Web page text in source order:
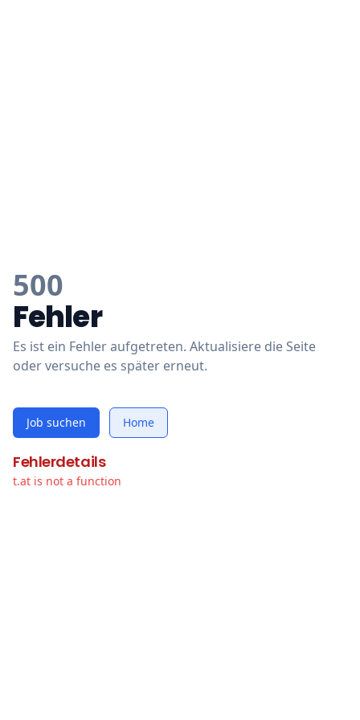
500
Fehler
Es ist ein Fehler aufgetreten. Aktualisiere die Seite
oder versuche es später erneut.
Job suchen Home
Fehlerdetails
t.at is not a function